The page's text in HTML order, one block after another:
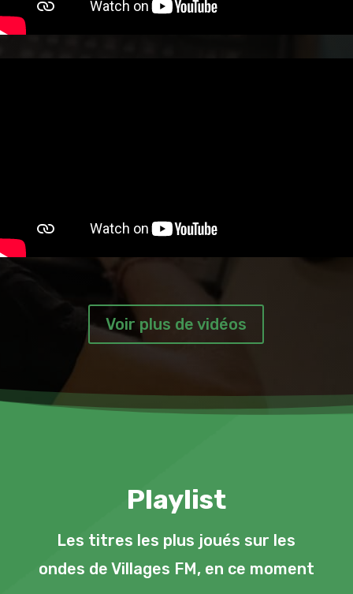
Voir plus de vidéos
Playlist
Les titres les plus joués sur les
ondes de Villages FM, en ce moment